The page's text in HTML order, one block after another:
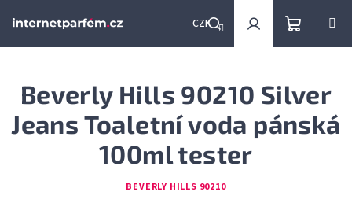
CZK
Hledat PřihlášeníNákupní
košík
Beverly Hills 90210 Silver
Jeans Toaletní voda pánská
100ml tester
BEVERLY HILLS 90210